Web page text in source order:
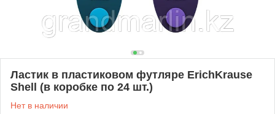
Ластик в пластиковом футляре ErichKrause
Shell (в коробке по 24 шт.)
Нет в наличии